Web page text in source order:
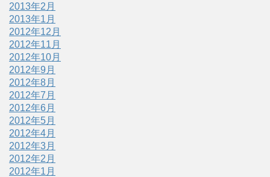
2013年2月
2013年1月
2012年12月
2012年11月
2012年10月
2012年9月
2012年8月
2012年7月
2012年6月
2012年5月
2012年4月
2012年3月
2012年2月
2012年1月